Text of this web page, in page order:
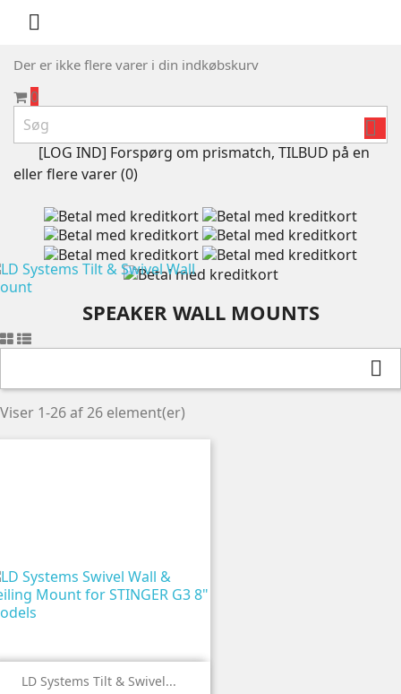

Der er ikke flere varer i din indkøbskurv
0

[LOG IND] Forspørg om prismatch, TILBUD på en
eller flere varer (0)
SPEAKER WALL MOUNTS

Viser 1-26 af 26 element(er)
 Vis
LD Systems Tilt & Swivel...